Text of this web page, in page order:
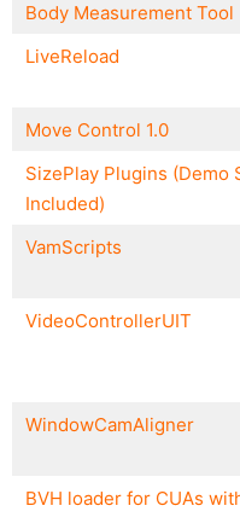
Body Measurement Tool
LiveReload
Move Control 1.0
SizePlay Plugins (Demo
Included)
VamScripts
VideoControllerUIT
WindowCamAligner
BVH loader for CUAs